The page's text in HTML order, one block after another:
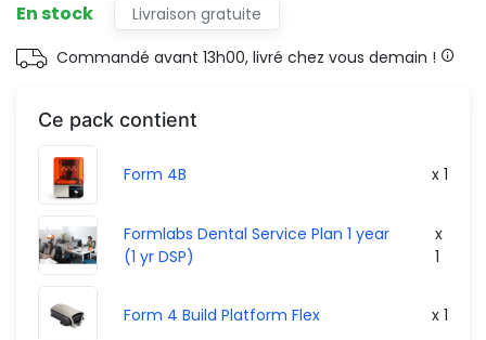
En stock
Livraison gratuite
Commandé avant 13h00, livré chez vous demain !
Ce pack contient
Form 4B x 1
Formlabs Dental Service Plan 1 year
(1 yr DSP)
x
1
Form 4 Build Platform Flex x 1